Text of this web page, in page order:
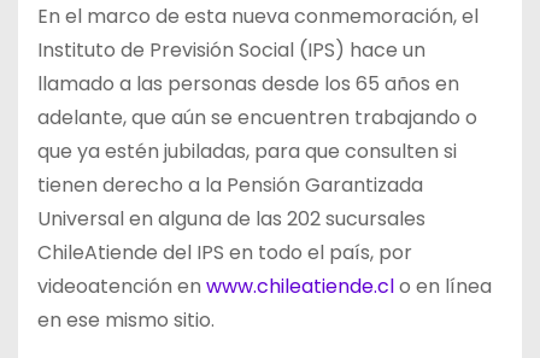
En el marco de esta nueva conmemoración, el
Instituto de Previsión Social (IPS) hace un
llamado a las personas desde los 65 años en
adelante, que aún se encuentren trabajando o
que ya estén jubiladas, para que consulten si
tienen derecho a la Pensión Garantizada
Universal en alguna de las 202 sucursales
ChileAtiende del IPS en todo el país, por
videoatención en www.chileatiende.clo en línea
en ese mismo sitio.